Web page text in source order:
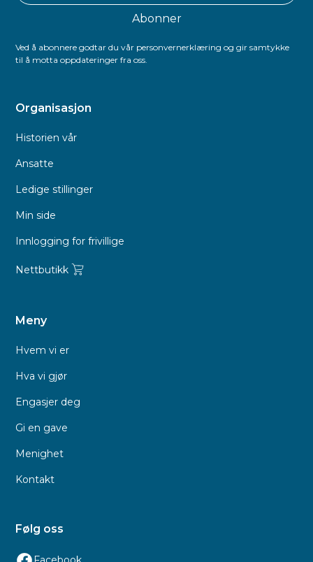
Ved å abonnere godtar du vår personvernerklæring og gir samtykke
til å motta oppdateringer fra oss.
Organisasjon
Historien vår
Ansatte
Ledige stillinger
Min side
Innlogging for frivillige
Nettbutikk
Meny
Hvem vi er
Hva vi gjør
Engasjer deg
Gi en gave
Menighet
Kontakt
Følg oss